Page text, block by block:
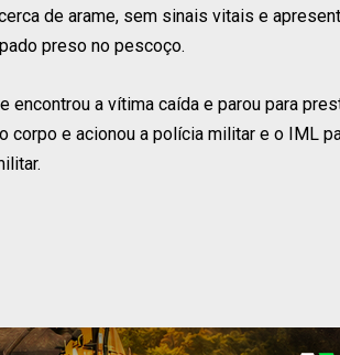
de arame, sem sinais vitais e
preso no pescoço.
encontrou a vítima caída e parou para
corpo e acionou a polícia militar e o IML